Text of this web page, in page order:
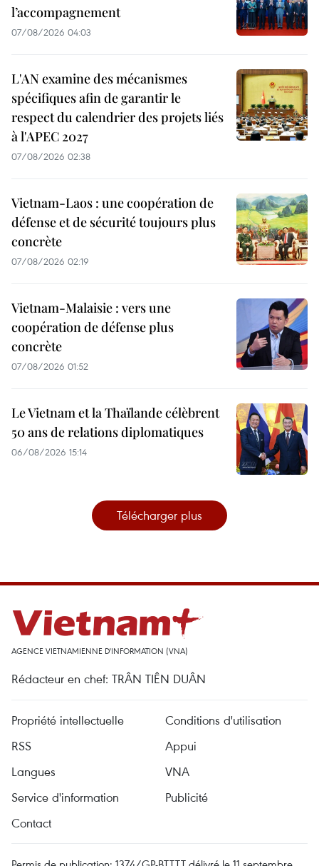
l’accompagnement
07/08/2026 04:03
L'AN examine des mécanismes
spécifiques afin de garantir le
respect du calendrier des projets liés
à l'APEC 2027
07/08/2026 02:38
Vietnam-Laos : une coopération de
défense et de sécurité toujours plus
concrète
07/08/2026 02:19
Vietnam-Malaisie : vers une
coopération de défense plus
concrète
07/08/2026 01:52
Le Vietnam et la Thaïlande célèbrent
50 ans de relations diplomatiques
06/08/2026 15:14
Télécharger plus
AGENCE VIETNAMIENNE D'INFORMATION (VNA)
Rédacteur en chef: TRÂN TIÊN DUÂN
Propriété intellectuelle
Conditions d'utilisation
RSS
Appui
Langues
VNA
Service d'information
Publicité
Contact